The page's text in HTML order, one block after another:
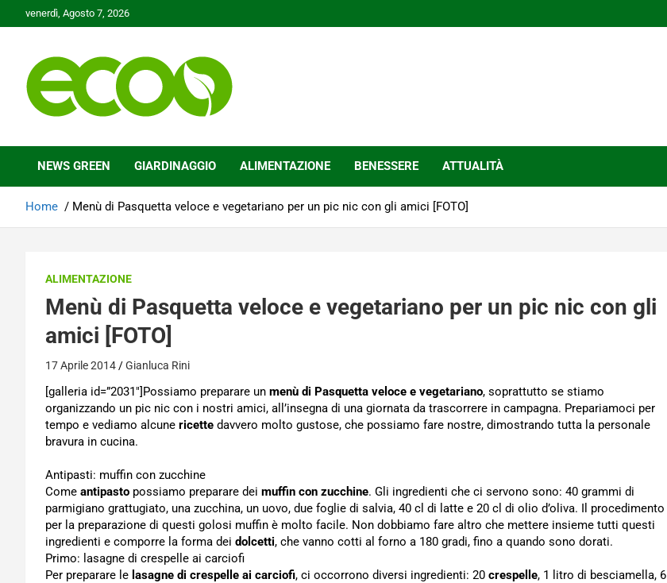
to
venerdì, Agosto 7, 2026
Ecoo.it
NEWS GREEN GIARDINAGGIO ALIMENTAZIONE BENESSERE ATTUALITÀ
Home Menù di Pasquetta veloce e vegetariano per un pic nic con gli amici [FOTO]
ALIMENTAZIONE
Menù di Pasquetta veloce e vegetariano per un pic nic con gli
amici [FOTO]
17 Aprile 2014 Gianluca Rini
[galleria id=”2031″]Possiamo preparare un menù di Pasquetta veloce e vegetariano, soprattutto se stiamo
organizzando un pic nic con i nostri amici, all’insegna di una giornata da trascorrere in campagna. Prepariamoci per
tempo e vediamo alcune ricette davvero molto gustose, che possiamo fare nostre, dimostrando tutta la personale
bravura in cucina.
Antipasti: muffin con zucchine
Come antipasto possiamo preparare dei muffin con zucchine. Gli ingredienti che ci servono sono: 40 grammi di
parmigiano grattugiato, una zucchina, un uovo, due foglie di salvia, 40 cl di latte e 20 cl di olio d’oliva. Il procedimento
per la preparazione di questi golosi muffin è molto facile. Non dobbiamo fare altro che mettere insieme tutti questi
ingredienti e comporre la forma dei dolcetti, che vanno cotti al forno a 180 gradi, fino a quando sono dorati.
Primo: lasagne di crespelle ai carciofi
Per preparare le lasagne di crespelle ai carciofi, ci occorrono diversi ingredienti: 20 crespelle, 1 litro di besciamella, 6